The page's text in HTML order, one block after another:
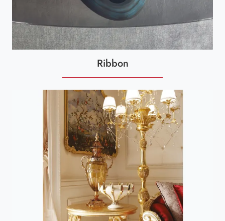
Ribbon